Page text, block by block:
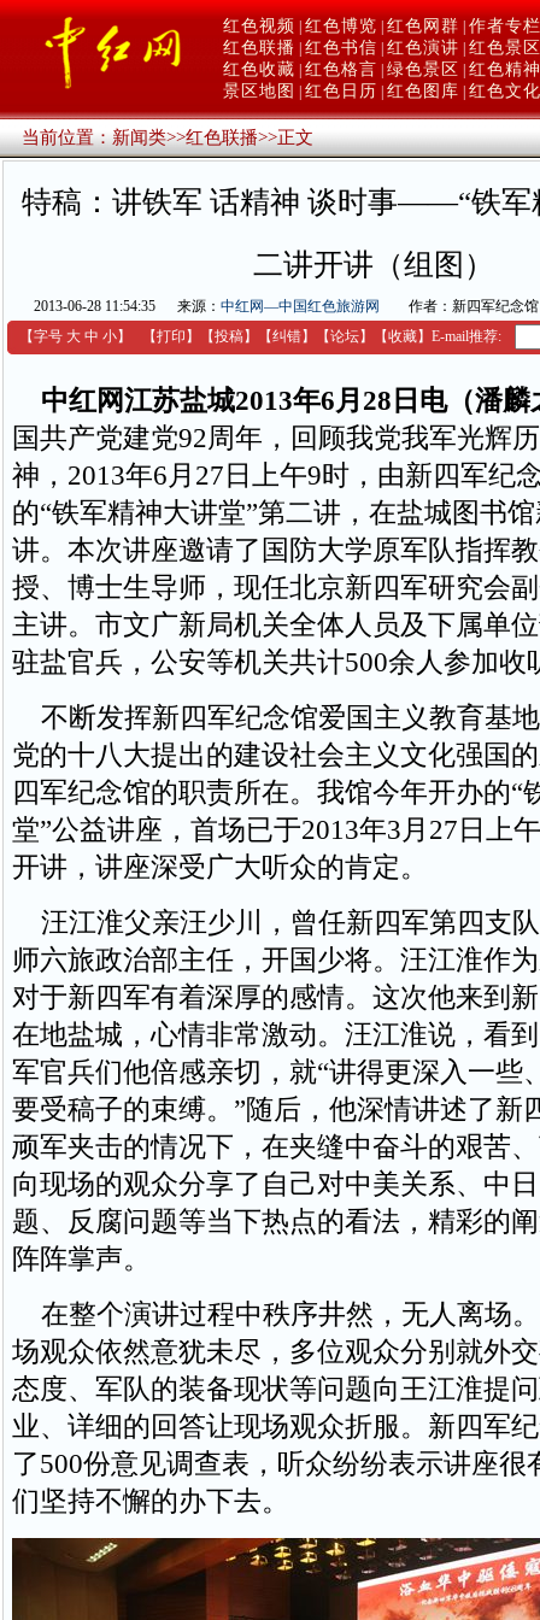
红色视频 红色博览 红色网群 作者专栏
红色联播 红色书信 红色演讲 红色景区
红色收藏 红色格言 绿色景区
红色精神
景区地图
红色日历 红色图库 红色文化
当前位置：新闻类>>红色联播>>正文
特稿：讲铁军 话精神 谈时事——“铁军
二讲开讲（组图）
2013-06-28 11:54:35 来源： 中红网—中国红色旅游网
作者：新四军纪念
【字号 大 中 小】 【打印 】 【投稿】 【纠错】 【论坛】 【收藏】 E-mail推荐:
中红网江苏盐城2013年6月28日电（潘麟
国共产党建党92周年，回顾我党我军光辉
神，2013年6月27日上午9时，由新四军纪
的“铁军精神大讲堂”第二讲，在盐城图书
讲。本次讲座邀请了国防大学原军队指挥
授、博士生导师，现任北京新四军研究会
主讲。市文广新局机关全体人员及下属单
驻盐官兵，公安等机关共计500余人参加收
不断发挥新四军纪念馆爱国主义教育基
党的十八大提出的建设社会主义文化强国
四军纪念馆的职责所在。我馆今年开办的“
堂”公益讲座，首场已于2013年3月27日上
开讲，讲座深受广大听众的肯定。
汪江淮父亲汪少川，曾任新四军第四支
师六旅政治部主任，开国少将。汪江淮作
对于新四军有着深厚的感情。这次他来到
在地盐城，心情非常激动。汪江淮说，看
军官兵们他倍感亲切，就“讲得更深入一些
要受稿子的束缚。”随后，他深情讲述了新
顽军夹击的情况下，在夹缝中奋斗的艰苦
向现场的观众分享了自己对中美关系、中
题、反腐问题等当下热点的看法，精彩的
阵阵掌声。
在整个演讲过程中秩序井然，无人离场
场观众依然意犹未尽，多位观众分别就外
态度、军队的装备现状等问题向王江淮提
业、详细的回答让现场观众折服。新四军
了500份意见调查表，听众纷纷表示讲座很
们坚持不懈的办下去。